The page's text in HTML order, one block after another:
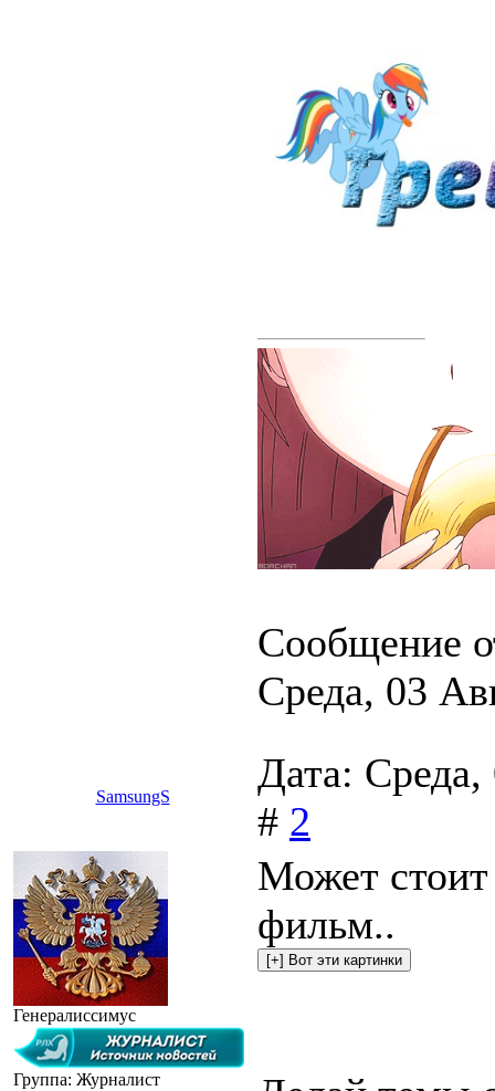
Сообщение
Среда, 03
SamsungS
Дата:
# 2
Генералиссимус
Группа: Журналист
Может стоит
фильм..